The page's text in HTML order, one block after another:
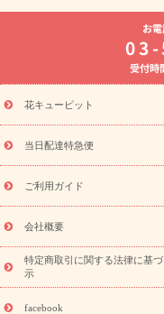
よく贈られる花
お
8月の誕生花(トルコキ
お供え・お悔
通夜
ーブドフラワー
季節の
特集
お盆 花（新盆・初盆
盆・初盆）
お盆 花（新
フト
お盆・お供え プリ
レゼント特集
夏の花贈
敬老の日におくる花ギ
花ギフト・プレゼント特集
老の日 花鉢植えのギフト
フト・プレゼント特集
ペーン
映画『ウォータ
「きょう誕生日なんで
誕生日フラワーギフト
お
受付
花キューピット
当日配達特急便
ご利用ガイド
会社概要
特定商取引に関する法律に基
示
facebook